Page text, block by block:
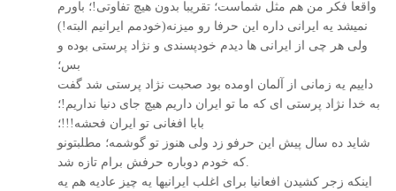
واقعا فکر من هم مثل شماست؛ تقریبا بدون هیچ تفاوتی!؛ باورم
نمیشد یه ایرانی داره این حرفا رو میزنه(خودمم ایرانیم البته!)
ولی هر چی از ایرانی ها دیدم خودپسندی و نژاد پرستی بوده و
بس؛
داییم یه زمانی از آلمان اومده بود صحبت نژاد پرستی شد گفت
به خدا نژاد پرستی ای که ما تو ایران داریم هیچ جای دنیا نداریم!؛
بابا افغانی تو ایران فحشه!!!؛
شاید ده سال پیش این حرفو زد ولی هنوز تو گوشمه؛ مطلبتونو
اینکه زجر کشیدن افعانیا برای اغلب ایرانیها یه چیز عادیه هم یه